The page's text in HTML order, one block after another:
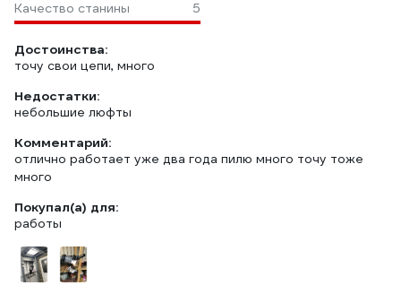
Качество станины
5
Достоинства:
точу свои цепи, много
Недостатки:
небольшие люфты
Комментарий:
отлично работает уже два года пилю много точу тоже
много
Покупал(а) для:
работы